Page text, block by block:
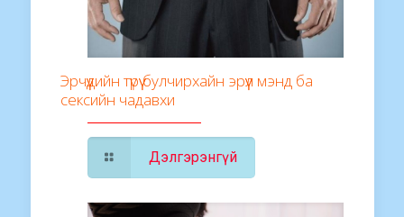
Эрчүүдийн түрүү булчирхайн эрүүл мэнд ба
сексийн чадавхи
Дэлгэрэнгүй